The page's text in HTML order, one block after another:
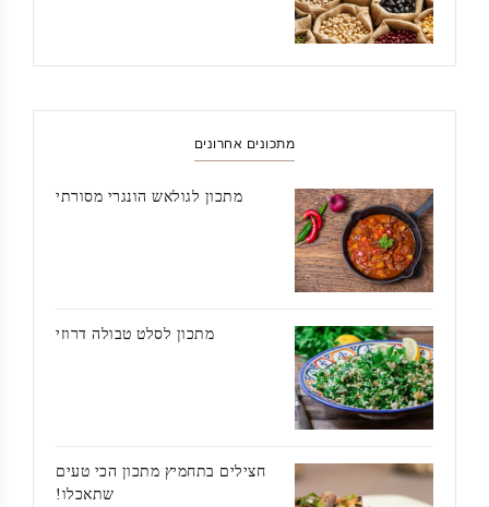
מתכונים אחרונים
מתכון לגולאש הונגרי מסורתי
מתכון לסלט טבולה דרוזי
חצילים בתחמיץ מתכון הכי טעים
שתאכלו!